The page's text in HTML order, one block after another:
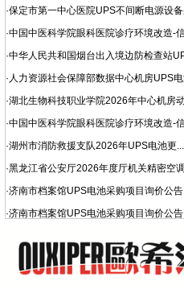
·保定市第一中心医院UPS不间断电源设
·中国中医科学院眼科医院诊疗环境改造-
·中华人民共和国烟台出入境边防检查站
· 人力资源社会保障部数据中心机房UPS
·湖北生物科技职业学院2026年中心机房
·中国中医科学院眼科医院诊疗环境改造-
·湖州市消防救援支队2026年UPS电池更...
·黑龙江省公安厅2026年度厅机关精密空
·济南市档案馆UPS电池采购项目询价公告
·济南市档案馆UPS电池采购项目询价公告